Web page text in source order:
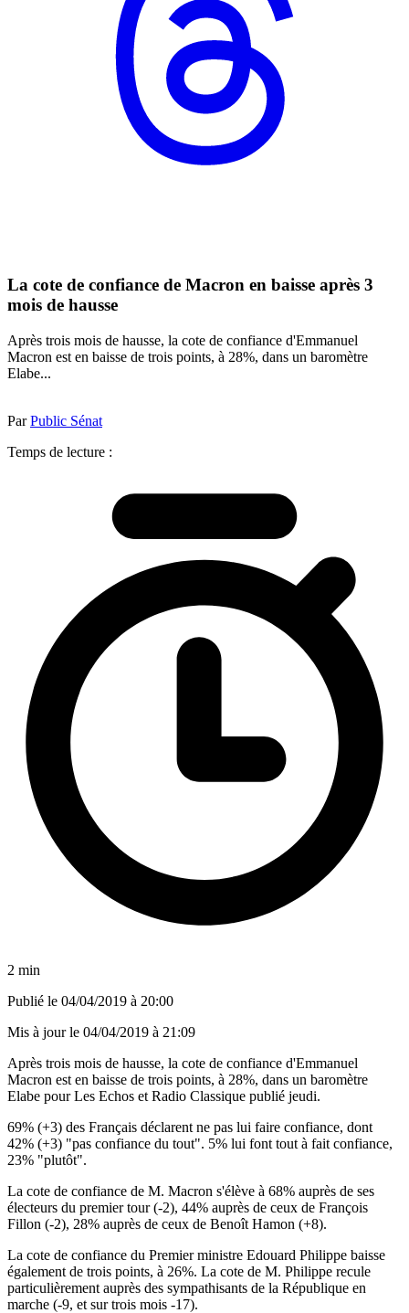
La cote de confiance de Macron en baisse après 3
mois de hausse
Après trois mois de hausse, la cote de confiance d'Emmanuel
Macron est en baisse de trois points, à 28%, dans un baromètre
Elabe...
ParPublic Sénat
Temps de lecture :
2 min
Publié le 04/04/2019 à 20:00
Mis à jour le 04/04/2019 à 21:09
Après trois mois de hausse, la cote de confiance d'Emmanuel
Macron est en baisse de trois points, à 28%, dans un baromètre
Elabe pour Les Echos et Radio Classique publié jeudi.
69% (+3) des Français déclarent ne pas lui faire confiance, dont
42% (+3) "pas confiance du tout". 5% lui font tout à fait confiance,
23% "plutôt".
La cote de confiance de M. Macron s'élève à 68% auprès de ses
électeurs du premier tour (-2), 44% auprès de ceux de François
Fillon (-2), 28% auprès de ceux de Benoît Hamon (+8).
La cote de confiance du Premier ministre Edouard Philippe baisse
également de trois points, à 26%. La cote de M. Philippe recule
particulièrement auprès des sympathisants de la République en
marche (-9, et sur trois mois -17).